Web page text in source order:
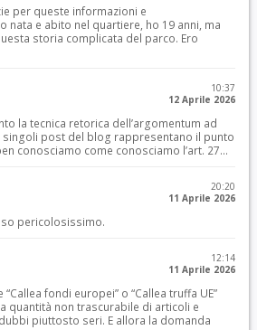
per queste informazioni e
nata e abito nel quartiere, ho 19 anni, ma
storia complicata del parco. Ero
10:37
12 Aprile 2026
la tecnica retorica dell’argomentum ad
singoli post del blog rappresentano il punto
conosciamo come conosciamo l’art. 27...
20:20
11 Aprile 2026
pericolosissimo.
12:14
11 Aprile 2026
fondi europei” o “Callea truffa UE”
quantità non trascurabile di articoli e
piuttosto seri. E allora la domanda